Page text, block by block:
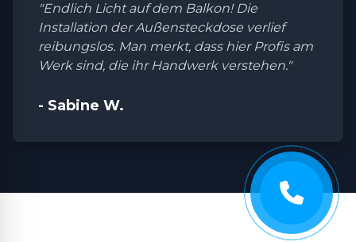
"Endlich Licht auf dem Balkon! Die
Installation der Außensteckdose verlief
reibungslos. Man merkt, dass hier Profis am
Werk sind, die ihr Handwerk verstehen."
- Sabine W.